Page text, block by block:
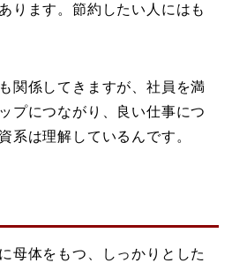
ります。節約したい人にはも
関係してきますが、社員を満
プにつながり、良い仕事につ
系は理解しているんです。
母体をもつ、しっかりとした